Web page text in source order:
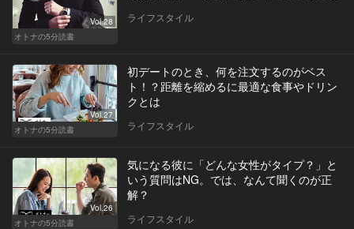
Vol.28
オトナの5分読書
ライフスタイル
Vol.27
オトナの5分読書
初デートのとき、何を注文するのがベス
ト！？距離を縮めるに最適な食事やドリン
クとは
ライフスタイル
Vol.26
オトナの5分読書
気になる彼に「どんな女性がタイプ？」と
いう質問はNG。では、なんて聞くのが正
解？
ライフスタイル